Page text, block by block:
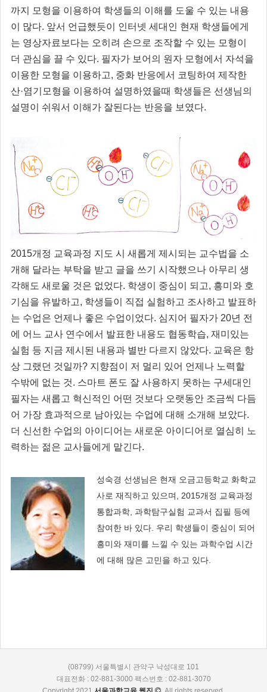
까지 모형을 이용하여 학생들의 이해를 도울 수 있는 내용
이 많다. 앞서 언급했듯이 인터넷 세대인 현재 학생들에게
는 영상자료보다는 오히려 손으로 조작할 수 있는 모형이
더 관심을 끌 수 있다. 필자가 보어의 원자 모형에서 자석을
이용한 모형을 이용하고, 중화 반응에서 코팅하여 제작한
산·염기모형을 이용하여 설명하였을때 학생들은 선생님의
설명이 쉬워서 이해가 잘된다는 반응을 보였다.
2015개정 교육과정 지도 시 새롭게 제시되는 교수법을 소
개해 달라는 부탁을 받고 글을 쓰기 시작했으나 아무리 생
각해도 새로울 것은 없었다. 학생이 중심이 되고, 흥미와 호
기심을 유발하고, 학생들이 직접 실험하고 조사하고 발표하
는 수업은 언제나 좋은 수업이었다. 심지어 필자가 20년 전
에 어느 교사 연수에서 발표한 내용도 협동학습, 재미있는
실험 등 지금 제시된 내용과 별반 다르지 않았다. 교육은 항
상 그랬던 것일까? 지향점이 저 멀리 있어 언제나 노력할
수밖에 없는 것. 스마트 폰도 잘 사용하지 못하는 구세대인
필자는 새롭고 혁신적인 어떤 것보다 오랫동안 조금씩 다듬
어 가장 효과적으로 남아있는 수업에 대해 소개해 보았다.
더 신선한 수업의 아이디어는 새로운 아이디어로 열심히 노
력하는 젊은 교사들에게 맡긴다.
성숙경 선생님은 현재 오금고등학교 화학교
사로 재직하고 있으며, 2015개정 교육과정
통합과학, 과학탐구실험 교과서 집필 등에
참여한 바 있다. 우리 학생들이 중심이 되어
흥미와 재미를 느낄 수 있는 과학수업 시간
에 대해 많은 고민을 하고 있다.
(08799) 서울특별시 관악구 낙성대로 101
대표전화 : 02-881-3000 팩스번호 : 02-881-3070